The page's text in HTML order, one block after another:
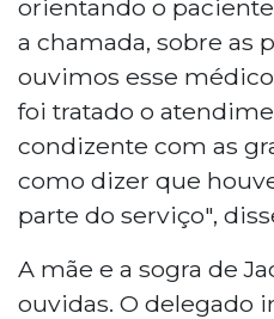
orientando o
a chamada, sobre as
ouvimos esse
foi tratado o
condizente com as
como dizer que
parte do serviço",
A mãe e a sogra de
ouvidas. O delegado